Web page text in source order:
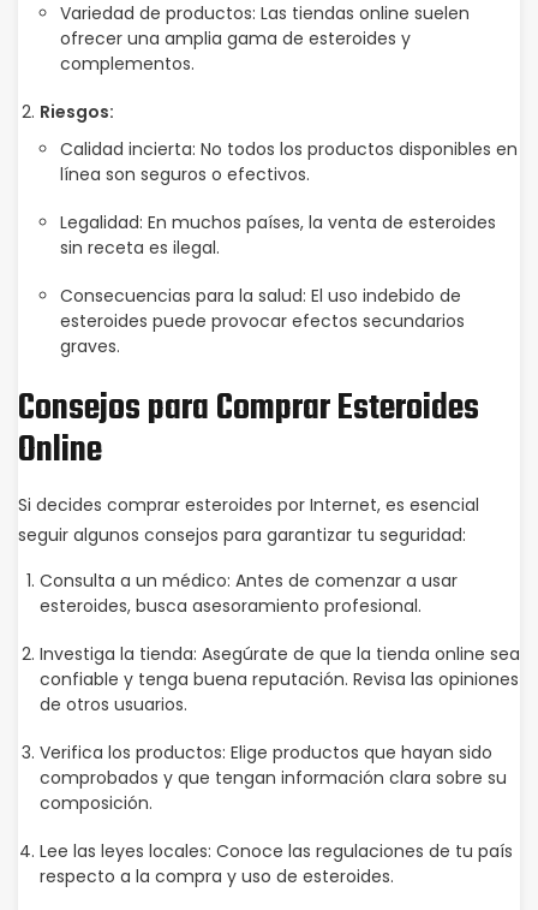
Variedad de productos: Las tiendas online suelen
ofrecer una amplia gama de esteroides y
complementos.
Riesgos:
Calidad incierta: No todos los productos disponibles en
línea son seguros o efectivos.
Legalidad: En muchos países, la venta de esteroides
sin receta es ilegal.
Consecuencias para la salud: El uso indebido de
esteroides puede provocar efectos secundarios
graves.
Consejos para Comprar Esteroides
Online
Si decides comprar esteroides por Internet, es esencial
seguir algunos consejos para garantizar tu seguridad:
Consulta a un médico: Antes de comenzar a usar
esteroides, busca asesoramiento profesional.
Investiga la tienda: Asegúrate de que la tienda online sea
confiable y tenga buena reputación. Revisa las opiniones
de otros usuarios.
Verifica los productos: Elige productos que hayan sido
comprobados y que tengan información clara sobre su
composición.
Lee las leyes locales: Conoce las regulaciones de tu país
respecto a la compra y uso de esteroides.